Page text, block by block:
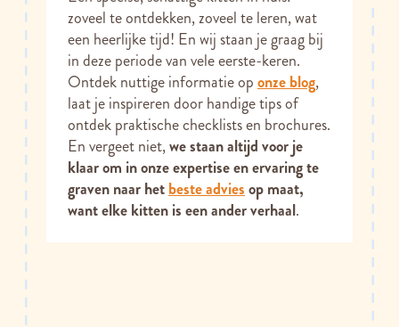
zoveel te ontdekken, zoveel te leren, wat
een heerlijke tijd! En wij staan je graag bij
in deze periode van vele eerste-keren.
Ontdek nuttige informatie oponze blog,
laat je inspireren door handige tips of
ontdek praktische checklists en brochures.
En vergeet niet,we staan altijd voor je
klaar om in onze expertise en ervaring te
graven naar hetbeste adviesop maat,
want elke kitten is een ander verhaal.